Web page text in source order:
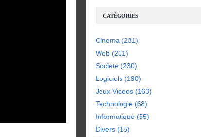
CATÉGORIES
Cinema (231)
Web (231)
Societe (230)
Logiciels (190)
Jeux Videos (163)
Technologie (68)
Informatique (55)
Divers (15)